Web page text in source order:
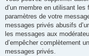
d’un membre en utilisant
paramètres de votre
messages privés abusifs
les messages aux
d’empêcher complètement
messages privés.